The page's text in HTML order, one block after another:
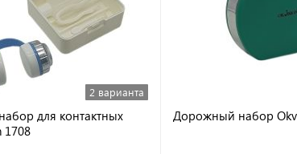
2 варианта
для контактных
1708
Дорожный набор